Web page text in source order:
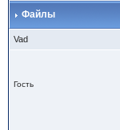
Файлы
Vad
Гость